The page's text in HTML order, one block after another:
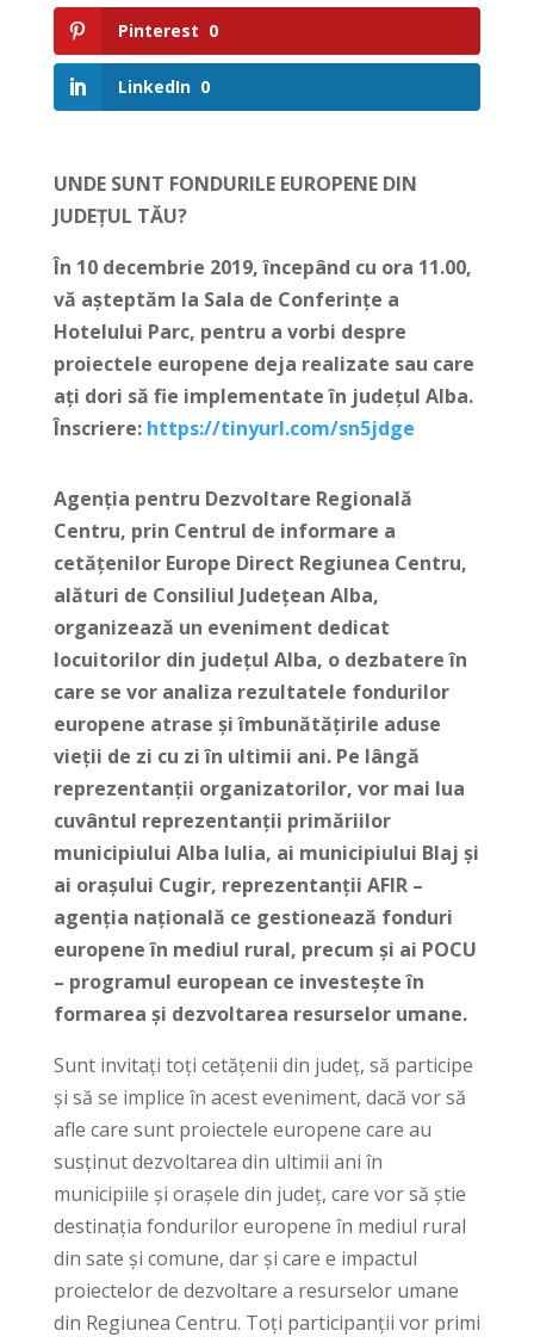
Pinterest 0
LinkedIn 0
UNDE SUNT FONDURILE EUROPENE DIN
JUDEȚUL TĂU?
În 10 decembrie 2019, începând cu ora 11.00,
vă așteptăm la Sala de Conferințe a
Hotelului Parc, pentru a vorbi despre
proiectele europene deja realizate sau care
ați dori să fie implementate în județul Alba.
Înscriere: https://tinyurl.com/sn5jdge
Agenția pentru Dezvoltare Regională
Centru, prin Centrul de informare a
cetățenilor Europe Direct Regiunea Centru,
alături de Consiliul Județean Alba,
organizează un eveniment dedicat
locuitorilor din județul Alba, o dezbatere în
care se vor analiza rezultatele fondurilor
europene atrase și îmbunătățirile aduse
vieții de zi cu zi în ultimii ani. Pe lângă
reprezentanții organizatorilor, vor mai lua
cuvântul reprezentanții primăriilor
municipiului Alba Iulia, ai municipiului Blaj și
ai orașului Cugir, reprezentanții AFIR –
agenția națională ce gestionează fonduri
europene în mediul rural, precum și ai POCU
– programul european ce investește în
formarea și dezvoltarea resurselor umane.
Sunt invitați toți cetățenii din județ, să participe
și să se implice în acest eveniment, dacă vor să
afle care sunt proiectele europene care au
susținut dezvoltarea din ultimii ani în
municipiile și orașele din județ, care vor să știe
destinația fondurilor europene în mediul rural
din sate și comune, dar și care e impactul
proiectelor de dezvoltare a resurselor umane
din Regiunea Centru. Toți participanții vor primi